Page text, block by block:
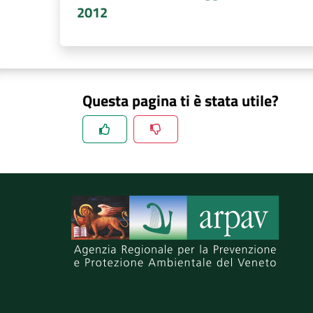
2012
Questa pagina ti è stata utile?
Spiegaci perchè, e aiutaci a migliorare il